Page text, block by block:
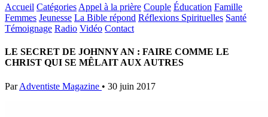
Accueil Catégories Appel à la prière Couple Éducation Famille
Femmes Jeunesse La Bible répond Réflexions Spirituelles Santé
Témoignage Radio Vidéo Contact
LE SECRET DE JOHNNY AN : FAIRE COMME LE
CHRIST QUI SE MÊLAIT AUX AUTRES
Par Adventiste Magazine • 30 juin 2017